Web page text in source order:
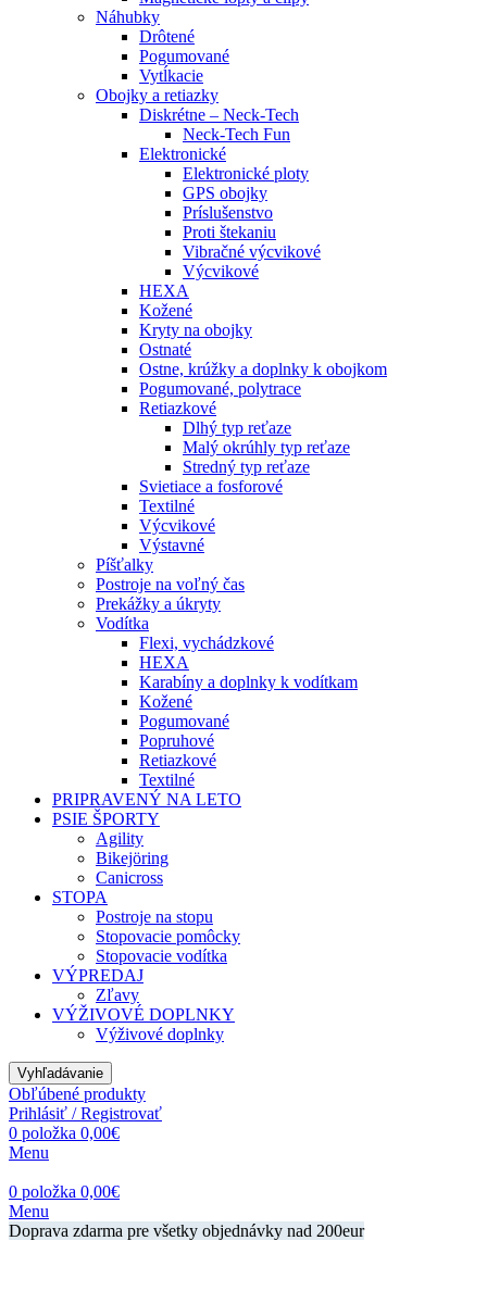
Náhubky
Drôtené
Pogumované
Vytĺkacie
Obojky a retiazky
Diskrétne – Neck-Tech
Neck-Tech Fun
Elektronické
Elektronické ploty
GPS obojky
Príslušenstvo
Proti štekaniu
Vibračné výcvikové
Výcvikové
HEXA
Kožené
Kryty na obojky
Ostnaté
Ostne, krúžky a doplnky k obojkom
Pogumované, polytrace
Retiazkové
Dlhý typ reťaze
Malý okrúhly typ reťaze
Stredný typ reťaze
Svietiace a fosforové
Textilné
Výcvikové
Výstavné
Píšťalky
Postroje na voľný čas
Prekážky a úkryty
Vodítka
Flexi, vychádzkové
HEXA
Karabíny a doplnky k vodítkam
Kožené
Pogumované
Popruhové
Retiazkové
Textilné
PRIPRAVENÝ NA LETO
PSIE ŠPORTY
Agility
Bikejöring
Canicross
STOPA
Postroje na stopu
Stopovacie pomôcky
Stopovacie vodítka
VÝPREDAJ
Zľavy
VÝŽIVOVÉ DOPLNKY
Výživové doplnky
Vyhľadávanie
Obľúbené produkty
Prihlásiť / Registrovať
0 položka 0,00€
Menu
0 položka 0,00€
Menu
Doprava zdarma pre všetky objednávky nad 200eur